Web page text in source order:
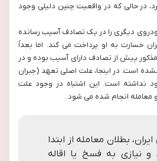
در حالی که در واقعیت چنین دلیلی وجود
دیگری را در یک تصادف آسیب رسانده
خسارت به او پرداخت می کند. اما بعداً
پیش از تصادف دارای آسیب بوده و در
است. در اینجا، علت اصلی تعهد (جبران
نداشته است. این اشتباه در وجود علت
معامله انجام شده می شود.
بطلان معامله از ابتدا
و نیازی به فسخ یا اقاله